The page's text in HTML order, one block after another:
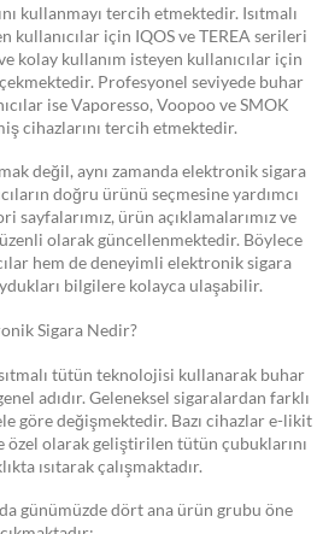
kullanmayı tercih etmektedir. Isıtmalı
için IQOS ve TEREA serileri
kolay kullanım isteyen kullanıcılar için
Profesyonel seviyede buhar
ise Vaporesso, Voopoo ve SMOK
cihazlarını tercih etmektedir.
değil, aynı zamanda elektronik sigara
doğru ürünü seçmesine yardımcı
sayfalarımız, ürün açıklamalarımız ve
olarak güncellenmektedir. Böylece
hem de deneyimli elektronik sigara
bilgilere kolayca ulaşabilir.
Sigara Nedir?
tütün teknolojisi kullanarak buhar
adıdır. Geleneksel sigaralardan farklı
göre değişmektedir. Bazı cihazlar e-likit
özel olarak geliştirilen tütün çubuklarını
ısıtarak çalışmaktadır.
günümüzde dört ana ürün grubu öne